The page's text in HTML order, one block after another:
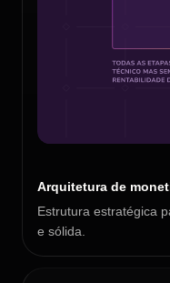
Arquitetura de
Estrutura estratégica
e sólida.